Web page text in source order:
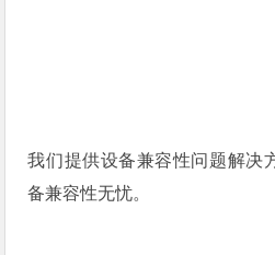
我们提供设备兼容性问题解决
备兼容性无忧。